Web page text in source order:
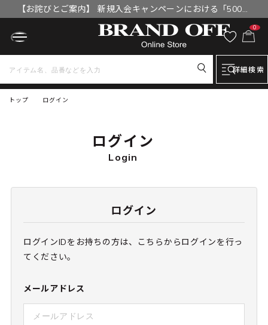
【お詫びとご案内】 新規入会キャンペーンにおける「500円
OFFクーポン」付与漏れと補填について
0
詳細検索
トップ ログイン
ログイン
Login
ログイン
ログインIDをお持ちの方は、こちらからログインを行っ
てください。
メールアドレス